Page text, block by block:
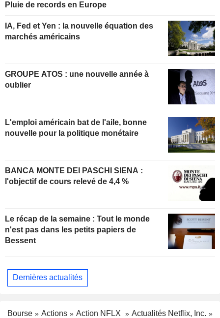
Pluie de records en Europe
IA, Fed et Yen : la nouvelle équation des
marchés américains
GROUPE ATOS : une nouvelle année à
oublier
L'emploi américain bat de l'aile, bonne
nouvelle pour la politique monétaire
BANCA MONTE DEI PASCHI SIENA :
l'objectif de cours relevé de 4,4 %
Le récap de la semaine : Tout le monde
n'est pas dans les petits papiers de
Bessent
Dernières actualités
Bourse Actions Action NFLX
Actualités Netflix, Inc.